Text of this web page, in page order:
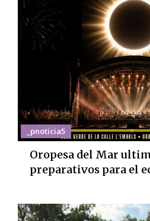
_pnoticia5
Oropesa del Mar
preparativos para el